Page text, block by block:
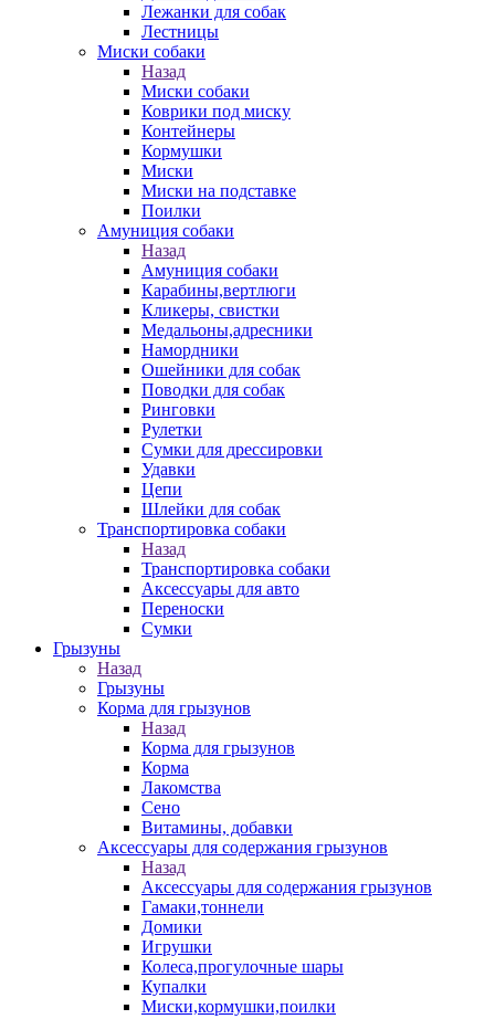
Лежанки для собак
Лестницы
Миски собаки
Назад
Миски собаки
Коврики под миску
Контейнеры
Кормушки
Миски
Миски на подставке
Поилки
Амуниция собаки
Назад
Амуниция собаки
Карабины,вертлюги
Кликеры, свистки
Медальоны,адресники
Намордники
Ошейники для собак
Поводки для собак
Ринговки
Рулетки
Сумки для дрессировки
Удавки
Цепи
Шлейки для собак
Транспортировка собаки
Назад
Транспортировка собаки
Аксессуары для авто
Переноски
Сумки
Грызуны
Назад
Грызуны
Корма для грызунов
Назад
Корма для грызунов
Корма
Лакомства
Сено
Витамины, добавки
Аксессуары для содержания грызунов
Назад
Аксессуары для содержания грызунов
Гамаки,тоннели
Домики
Игрушки
Колеса,прогулочные шары
Купалки
Миски,кормушки,поилки